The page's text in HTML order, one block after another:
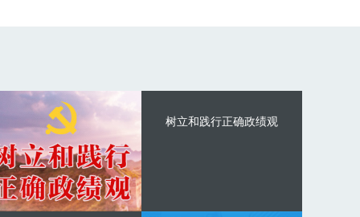
树立和践行正确政绩观